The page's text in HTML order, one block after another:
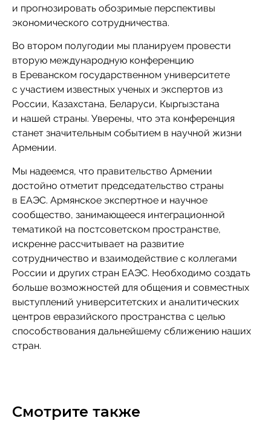
и прогнозировать обозримые перспективы
экономического сотрудничества.
Во втором полугодии мы планируем провести
вторую международную конференцию
в Ереванском государственном университете
с участием известных ученых и экспертов из
России, Казахстана, Беларуси, Кыргызстана
и нашей страны. Уверены, что эта конференция
станет значительным событием в научной жизни
Армении.
Мы надеемся, что правительство Армении
достойно отметит председательство страны
в ЕАЭС. Армянское экспертное и научное
сообщество, занимающееся интеграционной
тематикой на постсоветском пространстве,
искренне рассчитывает на развитие
сотрудничество и взаимодействие с коллегами
России и других стран ЕАЭС. Необходимо создать
больше возможностей для общения и совместных
выступлений университетских и аналитических
центров евразийского пространства с целью
способствования дальнейшему сближению наших
стран.
Смотрите также